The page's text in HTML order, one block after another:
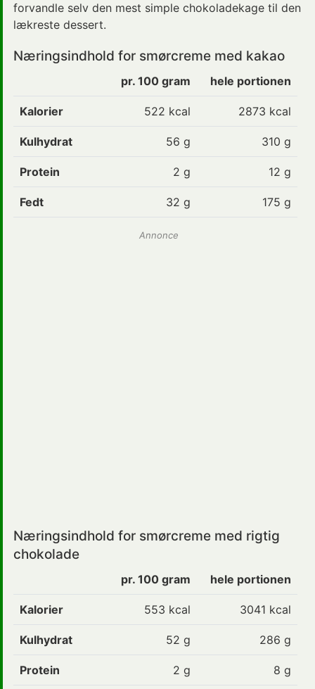
forvandle selv den mest simple chokoladekage til den
lækreste dessert.
Næringsindhold for smørcreme med kakao
pr. 100 gram hele portionen
Kalorier 522 kcal 2873 kcal
Kulhydrat 56 g 310 g
Protein 2 g 12 g
Fedt 32 g 175 g
Annonce
Næringsindhold for smørcreme med rigtig
chokolade
pr. 100 gram hele portionen
Kalorier 553 kcal 3041 kcal
Kulhydrat 52 g 286 g
Protein 2 g 8 g